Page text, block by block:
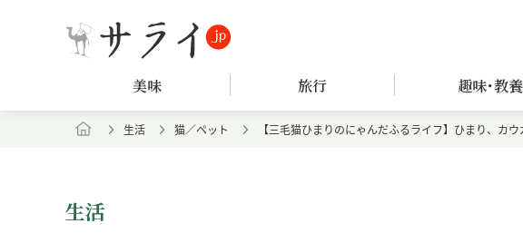
美味 旅行 趣味･教養
生活 猫／ペット 【三毛猫ひまりのにゃんだふるライフ】ひまり、カウ
生活